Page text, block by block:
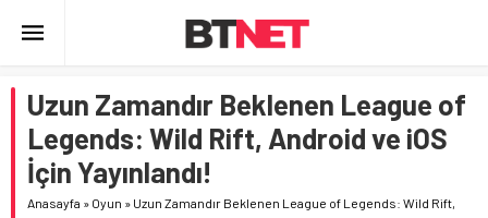
Uzun Zamandır Beklenen League of
Legends: Wild Rift, Android ve iOS
İçin Yayınlandı!
Anasayfa » Oyun » Uzun Zamandır Beklenen League of Legends: Wild Rift,